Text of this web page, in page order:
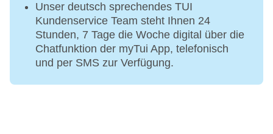
Unser deutsch sprechendes TUI
Kundenservice Team steht Ihnen 24
Stunden, 7 Tage die Woche digital über die
Chatfunktion der myTui App, telefonisch
und per SMS zur Verfügung.